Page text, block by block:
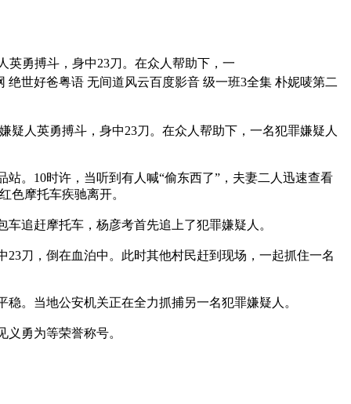
英勇搏斗，身中23刀。在众人帮助下，一
世好爸粤语 无间道风云百度影音 级一班3全集 朴妮唛第二
人英勇搏斗，身中23刀。在众人帮助下，一名犯罪嫌疑人
。10时许，当听到有人喊“偷东西了”，夫妻二人迅速查看
色摩托车疾驰离开。
追赶摩托车，杨彦考首先追上了犯罪嫌疑人。
刀，倒在血泊中。此时其他村民赶到现场，一起抓住一名
。当地公安机关正在全力抓捕另一名犯罪嫌疑人。
勇为等荣誉称号。